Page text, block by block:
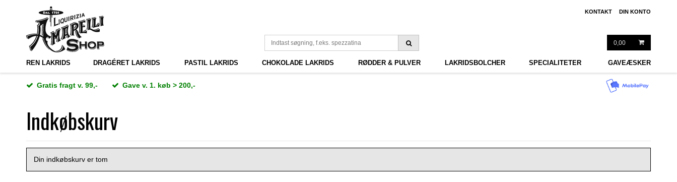
KONTAKT DIN KONTO
0,00
REN LAKRIDS DRAGÉRET LAKRIDS PASTIL LAKRIDS CHOKOLADE LAKRIDS RØDDER & PULVER LAKRIDSBOLCHER SPECIALITETER GAVEÆSKER
Gratis fragt v. 99,- Gave v. 1. køb > 200,-
Indkøbskurv
Din indkøbskurv er tom